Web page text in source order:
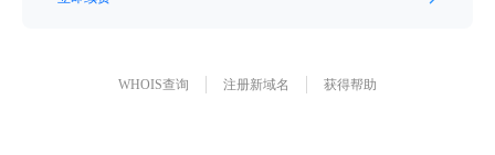
WHOIS查询 注册新域名 获得帮助